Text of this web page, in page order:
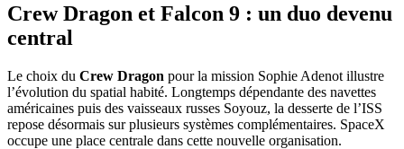
Crew Dragon et Falcon 9 : un duo devenu
central
Le choix du Crew Dragon pour la mission Sophie Adenot illustre
l’évolution du spatial habité. Longtemps dépendante des navettes
américaines puis des vaisseaux russes Soyouz, la desserte de l’ISS
repose désormais sur plusieurs systèmes complémentaires. SpaceX
occupe une place centrale dans cette nouvelle organisation.